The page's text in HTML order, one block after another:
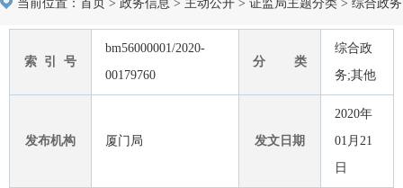
当前位置： 首页 > 政务信息 > 主动公开 > 证监局主题分类 > 综合政务
索 引 号
bm56000001/2020-
00179760
分 类
综合政
务;其他
发布机构 厦门局 发文日期
2020年
01月21
日